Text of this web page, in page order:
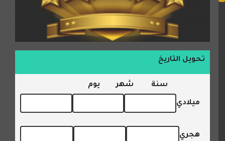
تحويل التاريخ
سنة شهر يوم
ميلادي
هجري